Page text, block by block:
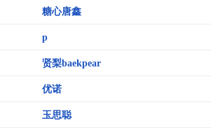
糖心唐鑫
p
贤梨baekpear
优诺
玉思聪